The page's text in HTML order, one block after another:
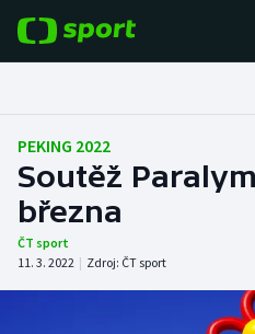
ME v atletice
ME v plavání
Fotbal
Hokej
PEKING 2022
Soutěž
března
ČT sport
11. 3. 2022 | Zdroj: ČT sport